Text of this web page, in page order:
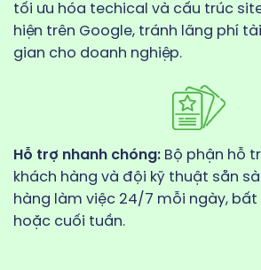
tối ưu hóa techical và cấu trúc
hiện trên Google, tránh lãng phí
gian cho doanh nghiệp.
Hỗ trợ nhanh chóng:Bộ phận hỗ
khách hàng và đội kỹ thuật sẵn
hàng làm việc 24/7 mỗi ngày, bất
hoặc cuối tuần.